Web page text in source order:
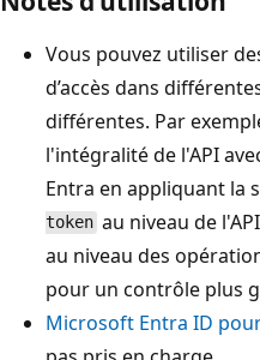
Vous pouvez utiliser
d’accès dans
différentes. Par
l'intégralité de l'API
Entra en appliquant la
token au niveau de
au niveau des
pour un contrôle plus
Microsoft Entra ID